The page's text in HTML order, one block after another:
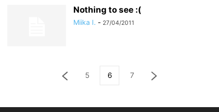
Nothing to see :(
Miika I. - 27/04/2011
5 6 7